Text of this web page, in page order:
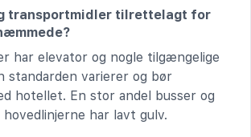
transportmidler tilrettelagt for
har elevator og nogle tilgængelige
standarden varierer og bør
hotellet. En stor andel busser og
har lavt gulv.